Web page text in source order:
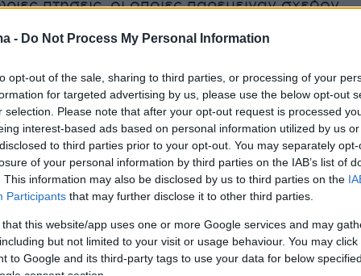
- Do Not Process My Personal Information
opt-out of the sale, sharing to third parties, or processing of your
for targeted advertising by us, please use the below opt-out
selection. Please note that after your opt-out request is processed
interest-based ads based on personal information utilized by us
to third parties prior to your opt-out. You may separately
of your personal information by third parties on the IAB’s list of
This information may also be disclosed by us to third parties on the
Participants that may further disclose it to other third parties.
that this website/app uses one or more Google services and may
but not limited to your visit or usage behaviour. You may
to Google and its third-party tags to use your data for below
πτήσεις, οι οποίες παρέμειναν σχεδόν
Αντίθετα, οι διεθνείς πτήσεις μειώθηκαν
τις 371 το 2025 έναντι 405 το 2024.
εικόνα στη διεθνή κίνηση του Ιουνίου,
κίνηση για το πρώτο εξάμηνο του
σχεδόν σταθερή. Συγκεκριμένα, από τον
τον Ιούνιο, το αεροδρόμιο της Σάμου
σε σχέση με τους 177.256 επιβάτες της
περιόδου του 2024.